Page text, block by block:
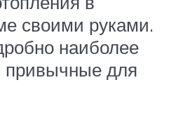
своими руками.
наиболее
для